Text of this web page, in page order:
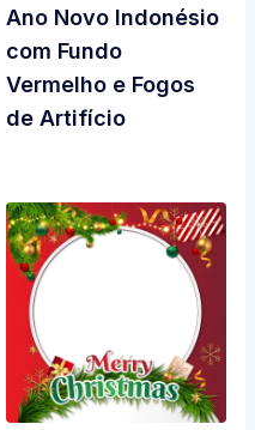
Ano Novo Indonésio
com Fundo
Vermelho e Fogos
de Artifício